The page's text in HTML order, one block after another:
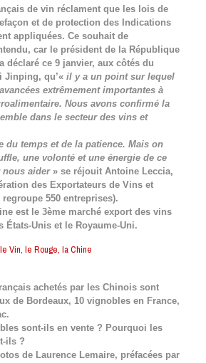
de vin réclament que les lois de
et de protection des Indications
appliquées. Ce souhait de
car le président de la République
déclaré ce 9 janvier, aux côtés du
Jinping, qu’« il y a un point sur lequel
extrêmement importantes à
Nous avons confirmé la
dans le secteur des vins et
du temps et de la patience. Mais on
une volonté et une énergie de ce
nous aider» se réjouit Antoine Leccia,
des Exportateurs de Vins et
regroupe 550 entreprises).
est le 3ème marché export des vins
États-Unis et le Royaume-Uni.
le Vin, le Rouge, la Chine
achetés par les Chinois sont
de Bordeaux, 10 vignobles en France,
sont-ils en vente ? Pourquoi les
ils ?
de Laurence Lemaire, préfacées par